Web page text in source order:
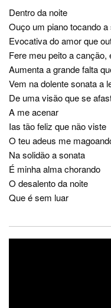
Dentro da noite
Ouço um piano tocando a
Evocativa do amor que
Fere meu peito a
Aumenta a grande falta
Vem na dolente sonata a
De uma visão que se
A me acenar
Ias tão feliz que não viste
O teu adeus me
Na solidão a sonata
É minha alma chorando
O desalento da noite
Que é sem luar